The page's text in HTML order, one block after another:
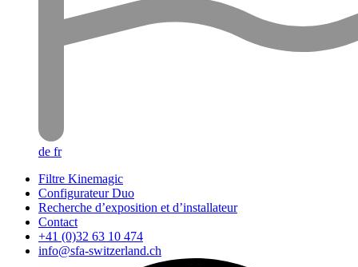
de fr
Filtre Kinemagic
Configurateur Duo
Recherche d’exposition et d’installateur
Contact
+41 (0)32 63 10 474
info@sfa-switzerland.ch